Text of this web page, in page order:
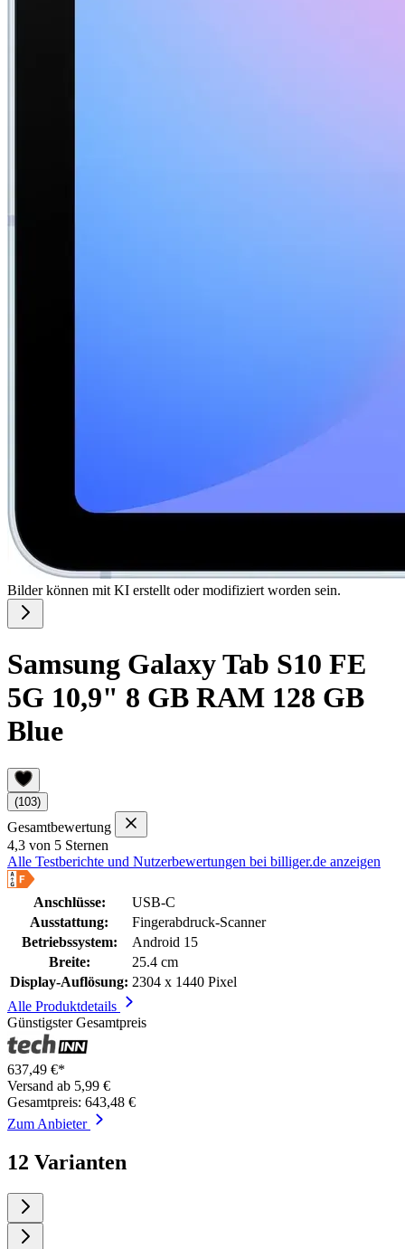
Bilder können mit KI erstellt oder modifiziert worden sein.
Samsung Galaxy Tab S10 FE
5G 10,9" 8 GB RAM 128 GB
Blue
(103)
Gesamtbewertung
4,3 von 5 Sternen
Alle Testberichte und Nutzerbewertungen bei billiger.de anzeigen
Anschlüsse:
USB-C
Ausstattung:
Fingerabdruck-Scanner
Betriebssystem:
Android 15
Breite:
25.4 cm
Display-Auflösung: 2304 x 1440 Pixel
Alle Produktdetails
Günstigster Gesamtpreis
637,49 €*
Versand ab 5,99 €
Gesamtpreis: 643,48 €
Zum Anbieter
12 Varianten